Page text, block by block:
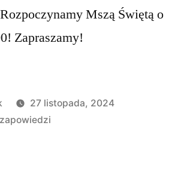
Mszą Świętą o
Zapraszamy!
27 listopada, 2024
zapowiedzi